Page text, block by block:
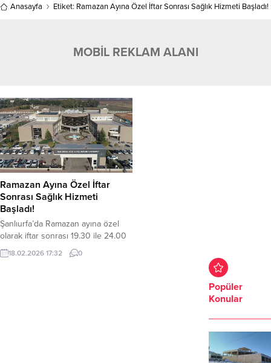
Anasayfa Etiket: Ramazan Ayına Özel İftar Sonrası Sağlık Hizmeti Başladı!
MOBİL REKLAM ALANI
Ramazan Ayına Özel İftar
Sonrası Sağlık Hizmeti
Başladı!
Şanlıurfa’da Ramazan ayına özel
olarak iftar sonrası 19.30 ile 24.00
saatleri arasında ağız ve diş sağlığı
hizmetleri verilmeye başlandı.
18.02.2026 17:32 0
Popüler
Konular